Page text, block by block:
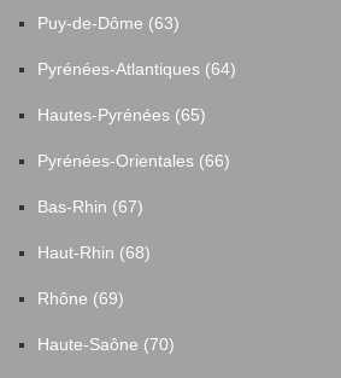
Puy-de-Dôme (63)
Pyrénées-Atlantiques (64)
Hautes-Pyrénées (65)
Pyrénées-Orientales (66)
Bas-Rhin (67)
Haut-Rhin (68)
Rhône (69)
Haute-Saône (70)